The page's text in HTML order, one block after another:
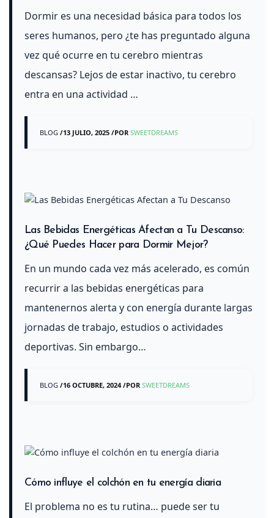
Dormir es una necesidad básica para todos los
seres humanos, pero ¿te has preguntado alguna
vez qué ocurre en tu cerebro mientras
descansas? Lejos de estar inactivo, tu cerebro
entra en una actividad …
BLOG /13 JULIO, 2025 /POR SWEETDREAMS
Las Bebidas Energéticas Afectan a Tu Descanso:
¿Qué Puedes Hacer para Dormir Mejor?
En un mundo cada vez más acelerado, es común
recurrir a las bebidas energéticas para
mantenernos alerta y con energía durante largas
jornadas de trabajo, estudios o actividades
deportivas. Sin embargo…
BLOG /16 OCTUBRE, 2024/POR SWEETDREAMS
Cómo influye el colchón en tu energía diaria
El problema no es tu rutina… puede ser tu